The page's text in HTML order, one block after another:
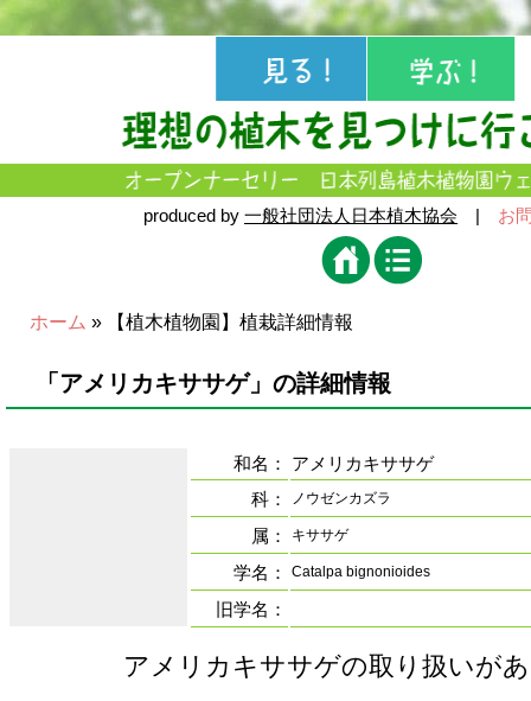
produced by 一般社団法人日本植木協会 | お
ホーム » 【植木植物園】植栽詳細情報
「アメリカキササゲ」の詳細情報
和名：
アメリカキササゲ
科：
ノウゼンカズラ
属： キササゲ
学名： Catalpa bignonioides
旧学名：
アメリカキササゲの取り扱いが